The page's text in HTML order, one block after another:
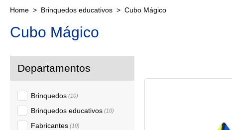
Brinquedos educativos Cubo Mágico
Cubo Mágico
Brinquedos (10)
Brinquedos educativos (10)
Fabricantes (10)